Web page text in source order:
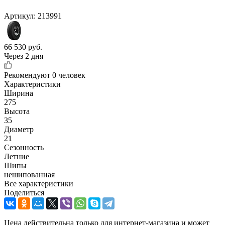
Артикул: 213991
66 530 руб.
Через 2 дня
Рекомендуют 0 человек
Характеристики
Ширина
275
Высота
35
Диаметр
21
Сезонность
Летние
Шипы
нешипованная
Все характеристики
Поделиться
Цена действительна только для интернет-магазина и может